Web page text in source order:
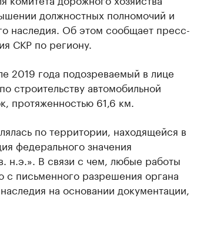
должностных полномочий и
наследия. Об этом сообщает пресс-
СКР по региону.
2019 года подозреваемый в лице
строительству автомобильной
протяженностью 61,6 км.
по территории, находящейся в
федерального значения
н.э.». В связи с чем, любые работы
с письменного разрешения органа
на основании документации,